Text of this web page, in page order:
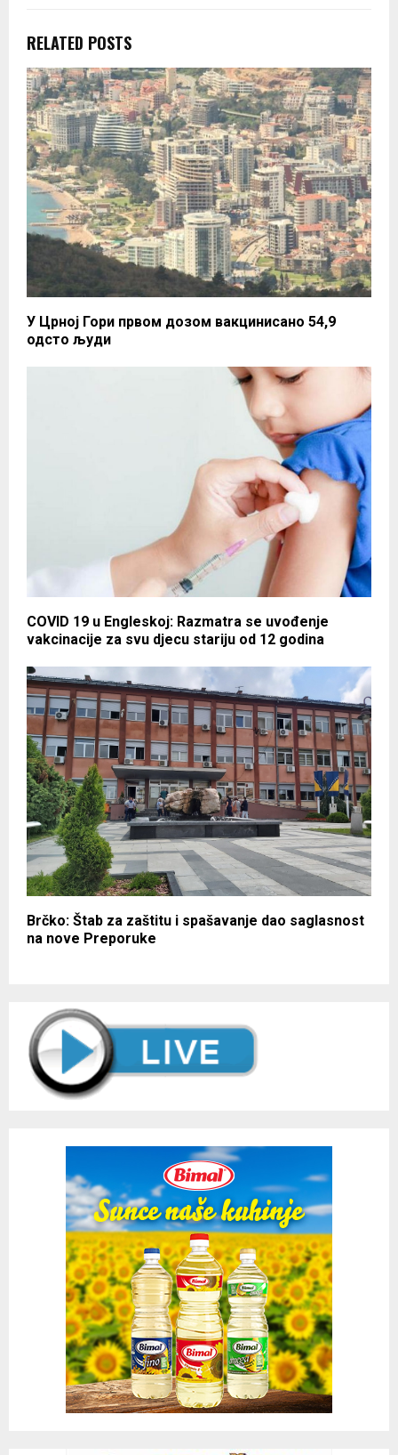
RELATED POSTS
У Црној Гори првом дозом вакцинисано 54,9
одсто људи
COVID 19 u Engleskoj: Razmatra se uvođenje
vakcinacije za svu djecu stariju od 12 godina
Brčko: Štab za zaštitu i spašavanje dao saglasnost
na nove Preporuke